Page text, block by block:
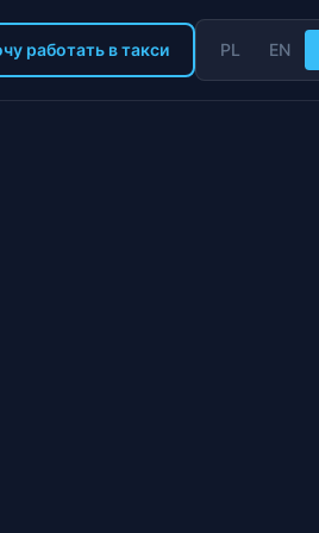
работать в такси PL EN